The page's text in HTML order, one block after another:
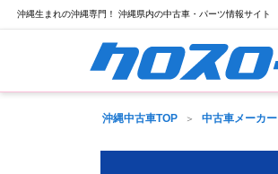
沖縄生まれの沖縄専門！ 沖縄県内の中古車・パーツ情報サイト
沖縄中古車TOP 中古車メーカー